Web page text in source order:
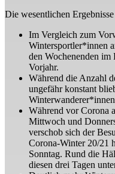
Die wesentlichen
Im Vergleich zum
Wintersportler*innen
den Wochenenden
Vorjahr.
Während die Anzahl
ungefähr konstant
Während vor Corona
Mittwoch und
verschob sich der
Corona-Winter 20/21
Sonntag. Rund die
diesen drei Tagen